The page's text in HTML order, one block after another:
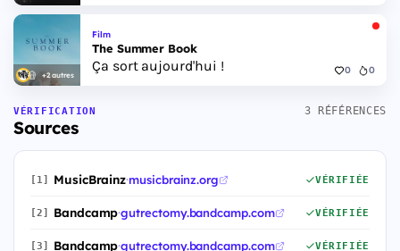
+2 autres
Film
The Summer Book
Ça sort aujourd'hui ! 0 0
VÉRIFICATION
Sources
3 RÉFÉRENCES
[1] MusicBrainz·musicbrainz.org VÉRIFIÉE
[2] Bandcamp·gutrectomy.bandcamp.com VÉRIFIÉE
[3] Bandcamp·gutrectomy.bandcamp.com VÉRIFIÉE